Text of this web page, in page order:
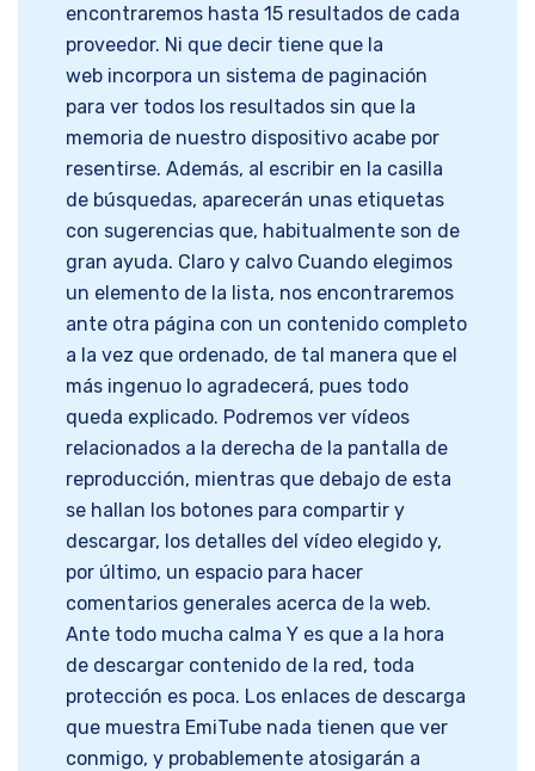
encontraremos hasta 15 resultados de cada
proveedor. Ni que decir tiene que la
web incorpora un sistema de paginación
para ver todos los resultados sin que la
memoria de nuestro dispositivo acabe por
resentirse. Además, al escribir en la casilla
de búsquedas, aparecerán unas etiquetas
con sugerencias que, habitualmente son de
gran ayuda. Claro y calvo Cuando elegimos
un elemento de la lista, nos encontraremos
ante otra página con un contenido completo
a la vez que ordenado, de tal manera que el
más ingenuo lo agradecerá, pues todo
queda explicado. Podremos ver vídeos
relacionados a la derecha de la pantalla de
reproducción, mientras que debajo de esta
se hallan los botones para compartir y
descargar, los detalles del vídeo elegido y,
por último, un espacio para hacer
comentarios generales acerca de la web.
Ante todo mucha calma Y es que a la hora
de descargar contenido de la red, toda
protección es poca. Los enlaces de descarga
que muestra EmiTube nada tienen que ver
conmigo, y probablemente atosigarán a